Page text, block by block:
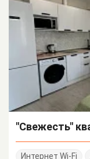
"Свежесть"
Интернет Wi-Fi